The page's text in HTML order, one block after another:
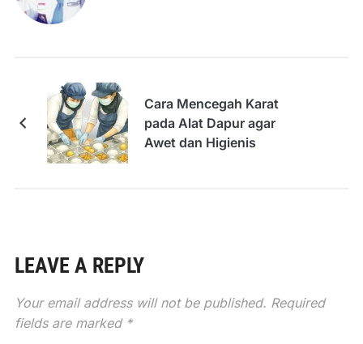
Cara Mencegah Karat
pada Alat Dapur agar
Awet dan Higienis
LEAVE A REPLY
Your email address will not be published. Required
fields are marked *